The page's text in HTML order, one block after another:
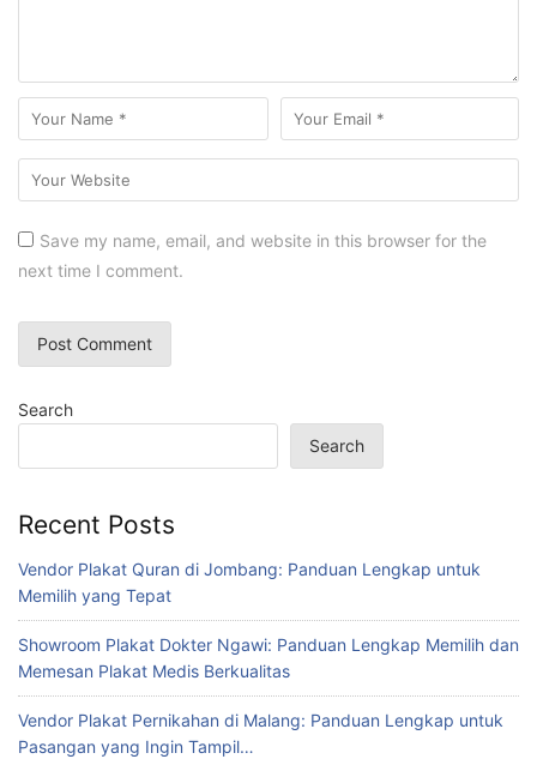
Save my name, email, and website in this browser for the
next time I comment.
Search
Search
Recent Posts
Vendor Plakat Quran di Jombang: Panduan Lengkap untuk
Memilih yang Tepat
Showroom Plakat Dokter Ngawi: Panduan Lengkap Memilih dan
Memesan Plakat Medis Berkualitas
Vendor Plakat Pernikahan di Malang: Panduan Lengkap untuk
Pasangan yang Ingin Tampil…